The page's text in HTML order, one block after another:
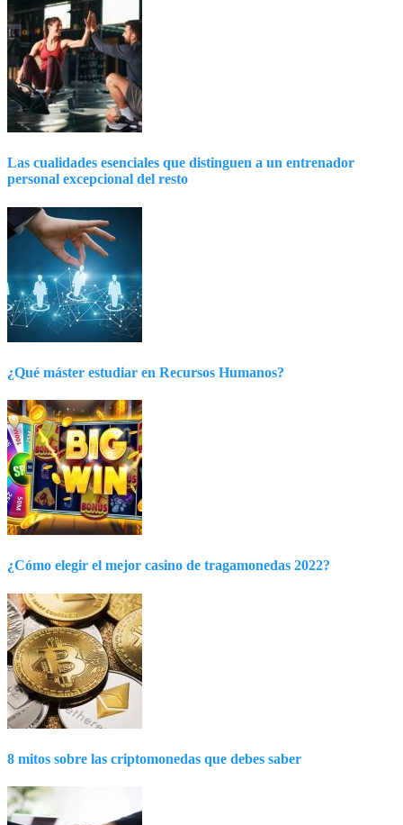
Las cualidades esenciales que distinguen a un entrenador
personal excepcional del resto
¿Qué máster estudiar en Recursos Humanos?
¿Cómo elegir el mejor casino de tragamonedas 2022?
8 mitos sobre las criptomonedas que debes saber